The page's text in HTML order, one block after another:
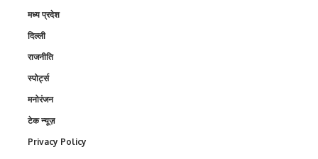
मध्य प्रदेश
दिल्ली
राजनीति
स्पोर्ट्स
मनोरंजन
टेक न्यूज़
Privacy Policy